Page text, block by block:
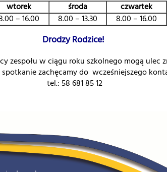
wtorek środa czwartek
– 16.00 8.00 – 13.30 8.00 – 16.00
Drodzy Rodzice!
zespołu w ciągu roku szkolnego mogą ulec
zachęcamy do wcześniejszego
tel.: 58 681 85 12